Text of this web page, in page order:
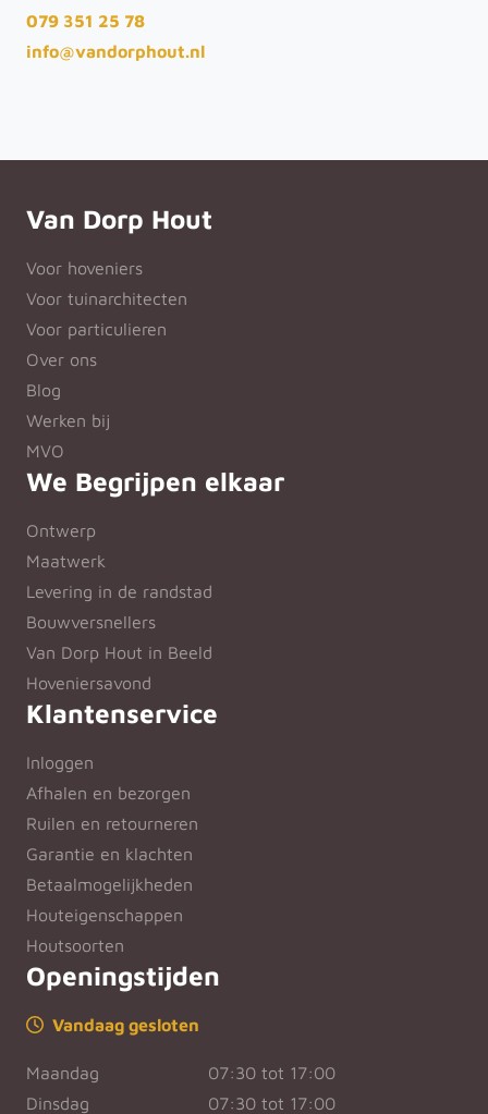
079 351 25 78
info@vandorphout.nl
Van Dorp Hout
Voor hoveniers
Voor tuinarchitecten
Voor particulieren
Over ons
Blog
Werken bij
MVO
We Begrijpen elkaar
Ontwerp
Maatwerk
Levering in de randstad
Bouwversnellers
Van Dorp Hout in Beeld
Hoveniersavond
Klantenservice
Inloggen
Afhalen en bezorgen
Ruilen en retourneren
Garantie en klachten
Betaalmogelijkheden
Houteigenschappen
Houtsoorten
Openingstijden
Vandaag gesloten
Maandag
07:30 tot 17:00
Dinsdag
07:30 tot 17:00